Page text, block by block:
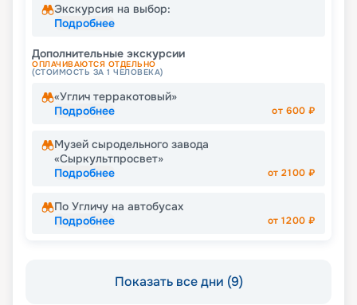
Экскурсия на выбор:
Подробнее
Дополнительные экскурсии
ОПЛАЧИВАЮТСЯ ОТДЕЛЬНО
(СТОИМОСТЬ ЗА 1 ЧЕЛОВЕКА)
«Углич терракотовый»
Подробнее
от 600 ₽
Музей сыродельного завода
«Сыркультпросвет»
Подробнее
от2100 ₽
По Угличу на автобусах
Подробнее
от1200 ₽
Показать все дни (9)